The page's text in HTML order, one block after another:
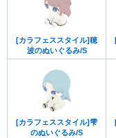
[カラフェススタイル]穂
波のぬいぐるみ/S
[カラフェススタイル]雫
のぬいぐるみ/S